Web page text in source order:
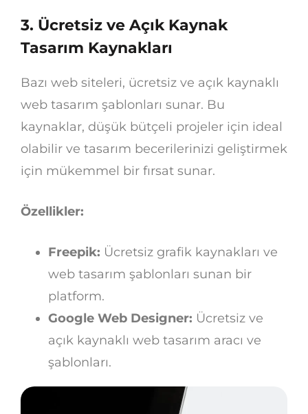
3. Ücretsiz ve Açık Kaynak
Tasarım Kaynakları
Bazı web siteleri, ücretsiz ve açık kaynaklı
web tasarım şablonları sunar. Bu
kaynaklar, düşük bütçeli projeler için ideal
olabilir ve tasarım becerilerinizi geliştirmek
için mükemmel bir fırsat sunar.
Özellikler:
Freepik: Ücretsiz grafik kaynakları ve
web tasarım şablonları sunan bir
platform.
Google Web Designer: Ücretsiz ve
açık kaynaklı web tasarım aracı ve
şablonları.